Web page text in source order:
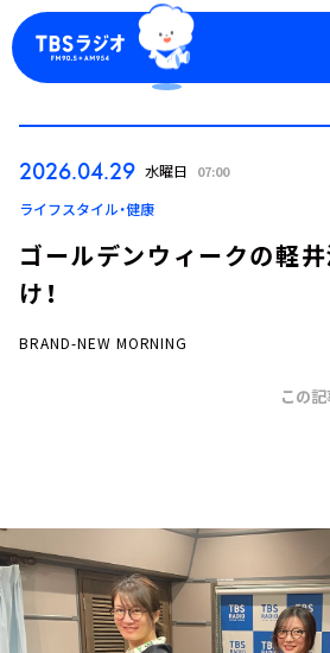
ログイン
イベント・グッズ
YouTube
会社情報
2026.04.29 水曜日 07:00
ライフスタイル・健康
ゴールデンウィークの軽
け！
BRAND-NEW MORNING
この